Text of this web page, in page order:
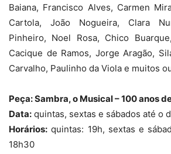
Baiana, Francisco Alves, Carmen
Cartola, João Nogueira, Clara
Pinheiro, Noel Rosa, Chico
Cacique de Ramos, Jorge Aragão,
Carvalho, Paulinho da Viola e muitos
Peça: Sambra, o Musical – 100 anos
Data: quintas, sextas e sábados até o
Horários: quintas: 19h, sextas e
18h30